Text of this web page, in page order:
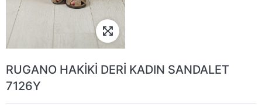
RUGANO HAKİKİ DERİ KADIN SANDALET
7126Y